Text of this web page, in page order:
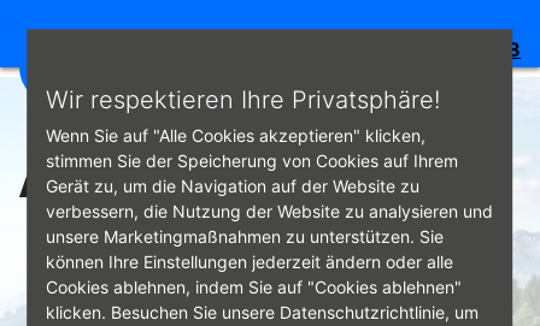
Wir respektieren Ihre Privatsphäre!
Wenn Sie auf "Alle Cookies akzeptieren" klicken,
stimmen Sie der Speicherung von Cookies auf Ihrem
Gerät zu, um die Navigation auf der Website zu
verbessern, die Nutzung der Website zu analysieren und
unsere Marketingmaßnahmen zu unterstützen. Sie
können Ihre Einstellungen jederzeit ändern oder alle
Cookies ablehnen, indem Sie auf "Cookies ablehnen"
klicken. Besuchen Sie unsere Datenschutzrichtlinie, um
Direkt zum Inhalt
4.8
Anmelden